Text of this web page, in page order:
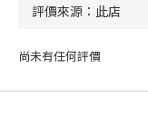
尚未有任何評價